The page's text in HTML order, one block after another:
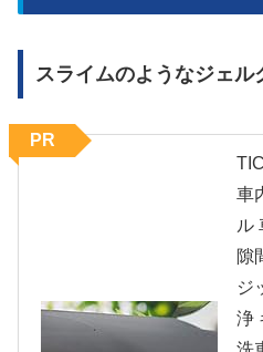
スライムのようなジェル
車
ル
隙
ジ
浄
PR